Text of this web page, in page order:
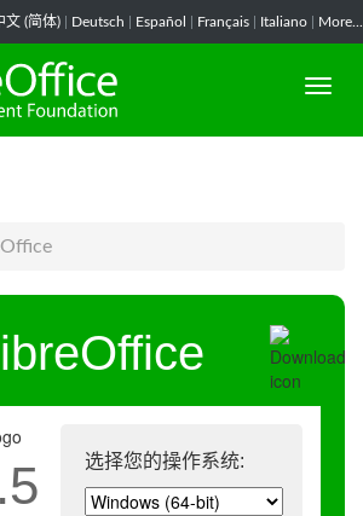
文 (简体) Deutsch Español Français Italiano More...
选择您的操作系统: